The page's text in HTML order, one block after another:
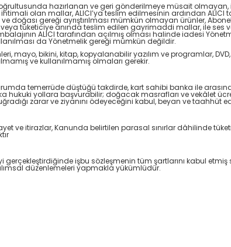
hazırlanan ve geri gönderilmeye müsait
olan mallar, ALICI’ya teslim edilmesinin ardından
doğası gereği ayrıştırılması mümkün olmayan ürünler,
tüketiciye anında teslim edilen gayrimaddi mallar, ile ses
ALICI tarafından açılmış olması halinde iadesi
da Yönetmelik gereği mümkün değildir.
mayo, bikini, kitap, kopyalanabilir yazılım ve programlar,
ve kullanılmamış olmaları gerekir.
temerrüde düştüğü takdirde, kart sahibi banka ile
yollara başvurabilir; doğacak masrafları ve vekâlet
zarar ve ziyanını ödeyeceğini kabul, beyan ve taahhüt
ve itirazlar, Kanunda belirtilen parasal sınırlar dâhilinde
gerçekleştirdiğinde işbu sözleşmenin tüm şartlarını kabul
düzenlemeleri yapmakla yükümlüdür.